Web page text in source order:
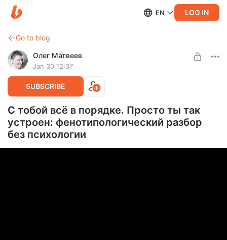
EN LOG IN
Go to blog
Олег Матвеев
Jan 30 12:37
SUBSCRIBE
С тобой всё в порядке. Просто ты так
устроен: фенотипологический разбор
без психологии